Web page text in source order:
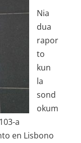
Nia
dua
rapor
to
kun
la
sond
okum
a
en Lisbono